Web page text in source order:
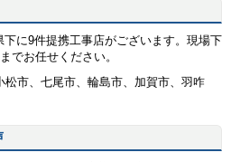
に9件提携工事店がございます。現場下
でお任せください。
市、七尾市、輪島市、加賀市、羽咋